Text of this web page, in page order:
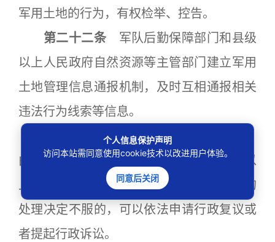
军用土地的行为，有权检举、控告。
第二十二条 军队后勤保障部门和县级
以上人民政府自然资源等主管部门建立军用
土地管理信息通报机制，及时互相通报相关
违法行为线索等信息。
第二十三条对土地使用权有争议的，
由当事人协商解决；协商不成的，由县级以
上人民政府处理。当事人对有关人民政府的
处理决定不服的，可以依法申请行政复议或
者提起行政诉讼。
个人信息保护声明
访问本站需同意使用cookie技术以改进用户体验。
同意后关闭